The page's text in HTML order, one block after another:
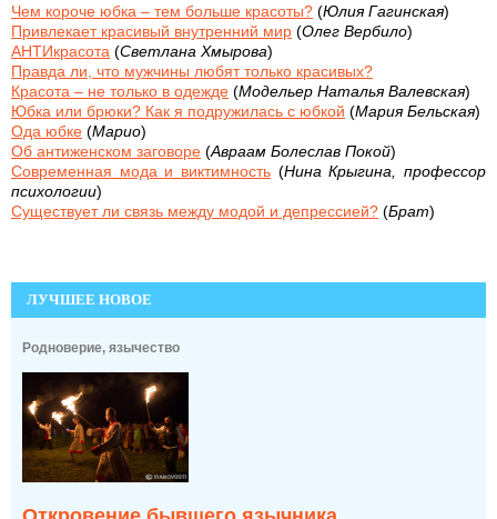
Чем короче юбка – тем больше красоты? (Юлия Гагинская)
Привлекает красивый внутренний мир (Олег Вербило)
АНТИкрасота (Светлана Хмырова)
Правда ли, что мужчины любят только красивых?
Красота – не только в одежде (Модельер Наталья Валевская)
Юбка или брюки? Как я подружилась с юбкой (Мария Бельская)
Ода юбке (Марио)
Об антиженском заговоре (Авраам Болеслав Покой)
Современная мода и виктимность (Нина Крыгина, профессор
психологии)
Существует ли связь между модой и депрессией? (Брат)
ЛУЧШЕЕ НОВОЕ
Родноверие, язычество